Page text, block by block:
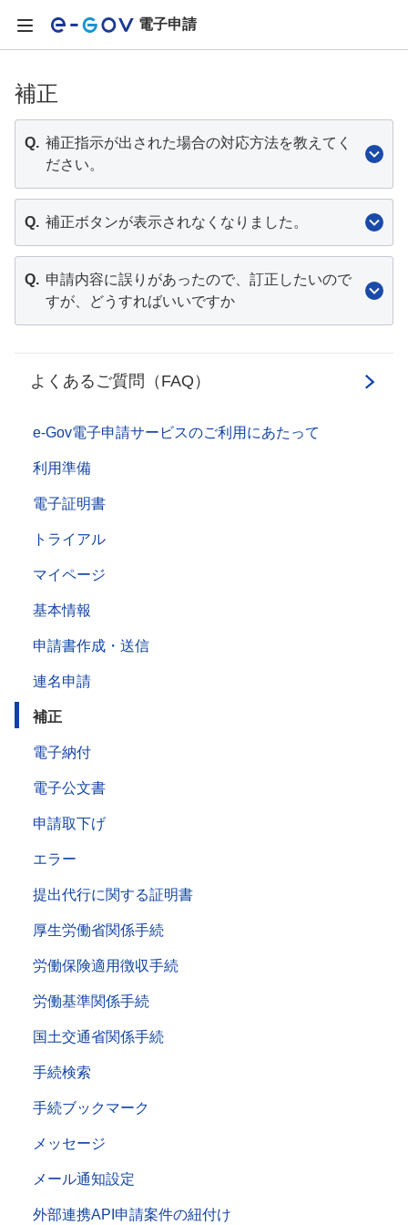
電子申請
補正
Q. 補正指示が出された場合の対応方法を教えてく
ださい。
Q. 補正ボタンが表示されなくなりました。
Q. 申請内容に誤りがあったので、訂正したいので
すが、どうすればいいですか
よくあるご質問（FAQ）
e-Gov電子申請サービスのご利用にあたって
利用準備
電子証明書
トライアル
マイページ
基本情報
申請書作成・送信
連名申請
補正
電子納付
電子公文書
申請取下げ
エラー
提出代行に関する証明書
厚生労働省関係手続
労働保険適用徴収手続
労働基準関係手続
国土交通省関係手続
手続検索
手続ブックマーク
メッセージ
メール通知設定
外部連携API申請案件の紐付け